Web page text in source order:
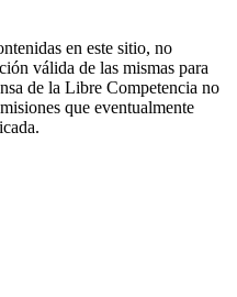
en este sitio, no
válida de las mismas para
de la Libre Competencia no
que eventualmente